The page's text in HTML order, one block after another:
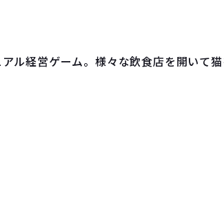
ル経営ゲーム。様々な飲食店を開いて